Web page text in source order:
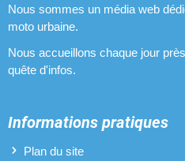
Nous sommes un média web
moto urbaine.
Nous accueillons chaque jour
quête d'infos.
Informations pratiques
Plan du site